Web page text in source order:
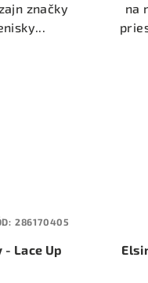
značky
na
- Lace Up
286170405